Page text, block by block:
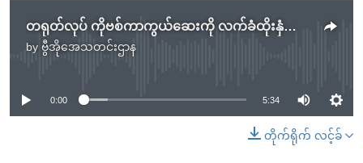
တရုတ်လုပ် ကိုဗစ်ကာကွယ်ဆေးကို လက်ခံထိုးနှံကြဖို့ ကျွမ်းကျင်သူတွေ တိုက်တွန်း
by ဗွီအိုအေသတင်းဌာန
No media source currently available
0:00 5:34
တိုက်ရိုက် လင့်ခ်